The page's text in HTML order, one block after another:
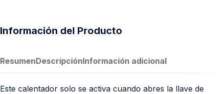
Información del Producto
ResumenDescripciónInformación adicional
Este calentador solo se activa cuando abres la llave de